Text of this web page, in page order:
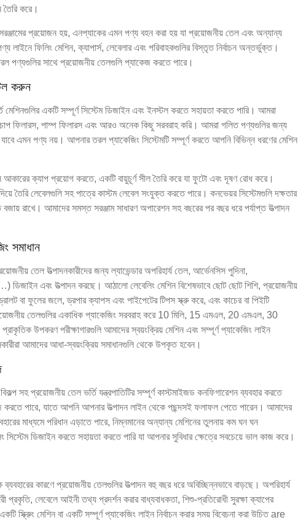
তৈরি করে।
প্রয়োজন হয়, এনপ্যাকের এমন পণ্য বহন করা হয় যা প্রয়োজনীয় তেল এবং অন্যান্য
ফিলিং মেশিন, ক্যাপার্স, লেবেলার এবং পরিবাহকগুলির বিস্তৃত নির্বাচন অন্তর্ভুক্ত।
পণ্যগুলির সাথে প্রয়োজনীয় তেলগুলি প্যাকেজ করতে পারে।
করুন
একটি সম্পূর্ণ সিস্টেম ডিজাইন এবং ইনস্টল করতে সহায়তা করতে পারি। আমরা
চাপ ফিলারস, পাম্প ফিলারস এবং আরও অনেক কিছু সরবরাহ করি। আমরা গলিত পণ্যগুলির জন্য
এমন পণ্য নয়। আপনার তরল প্যাকেজিং সিস্টেমটি সম্পূর্ণ করতে আপনি বিভিন্ন ধরণের মেশিন
আকারের ক্যাপ প্রয়োগ করতে, একটি বায়ুচূর্ণ সীল তৈরি করে যা ফুটো এবং দূষণ রোধ করে।
তৈরি লেবেলগুলি সহ পাত্রে কাস্টম লেবেল সংযুক্ত করতে পারে। কনভেয়র সিস্টেমগুলি দক্ষতার
বজায় রাখে। আমাদের সমস্ত সরঞ্জাম সাধারণ অপারেশন সহ বছরের পর বছর ধরে পর্যাপ্ত উত্পাদন
সমাধান
তেল উত্পাদনকারীদের জন্য ল্যাভেন্ডার অপরিহার্য তেল, আর্ভেনসিস পুদিনা,
এবং উত্পাদন করছে। আঠালো লেবেলিং মেশিন বিশেষভাবে ছোট ছোট শিশি, প্রয়োজনীয়
বা ফুলের জলে, ড্রপার ক্যাপস এবং পাইপেটের টিপস স্ক্রু করে, এবং কাচের বা পিইটি
তেলগুলির একাধিক প্যাকেজিং সরবরাহ করে 10 মিলি, 15 এমএল, 20 এমএল, 30
উপকরণ পরীক্ষাগারগুলি আমাদের স্বয়ংক্রিয় মেশিন এবং সম্পূর্ণ প্যাকেজিং লাইন
আমাদের আধা-স্বয়ংক্রিয় সমাধানগুলি থেকে উপকৃত হবেন।
সহ প্রয়োজনীয় তেল ভর্তি যন্ত্রপাতিটির সম্পূর্ণ কাস্টমাইজড কনফিগারেশন ব্যবহার করতে
করতে পারে, যাতে আপনি আপনার উত্পাদন লাইন থেকে পছন্দসই ফলাফল পেতে পারেন। আমাদের
মাধ্যমে পরিধান এড়াতে পারে, নিম্নমানের অন্যান্য মেশিনের তুলনায় কম ঘন ঘন
ডিজাইন করতে সহায়তা করতে পারি যা আপনার সুবিধার ক্ষেত্রে সবচেয়ে ভাল কাজ করে।
কারণে প্রয়োজনীয় তেলগুলির উত্পাদন বহু বছর ধরে অবিচ্ছিন্নভাবে বাড়ছে। অপরিহার্য
প্রকৃতি, লেবেলে আইনী তথ্য প্রদর্শন করার বাধ্যবাধকতা, শিশু-প্রতিরোধী সুরক্ষা ক্যাপের
স্ক্রুিং মেশিন বা একটি সম্পূর্ণ প্যাকেজিং লাইন নির্বাচন করার সময় বিবেচনা করা উচিত are